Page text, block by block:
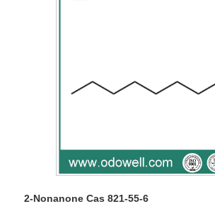
2-Nonanone Cas 821-55-6